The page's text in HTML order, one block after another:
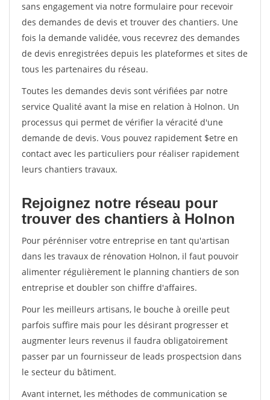
sans engagement via notre formulaire pour recevoir
des demandes de devis et trouver des chantiers. Une
fois la demande validée, vous recevrez des demandes
de devis enregistrées depuis les plateformes et sites de
tous les partenaires du réseau.
Toutes les demandes devis sont vérifiées par notre
service Qualité avant la mise en relation à Holnon. Un
processus qui permet de vérifier la véracité d'une
demande de devis. Vous pouvez rapidement $etre en
contact avec les particuliers pour réaliser rapidement
leurs chantiers travaux.
Rejoignez notre réseau pour
trouver des chantiers à Holnon
Pour pérénniser votre entreprise en tant qu'artisan
dans les travaux de rénovation Holnon, il faut pouvoir
alimenter régulièrement le planning chantiers de son
entreprise et doubler son chiffre d'affaires.
Pour les meilleurs artisans, le bouche à oreille peut
parfois suffire mais pour les désirant progresser et
augmenter leurs revenus il faudra obligatoirement
passer par un fournisseur de leads prospectsion dans
le secteur du bâtiment.
Avant internet, les méthodes de communication se